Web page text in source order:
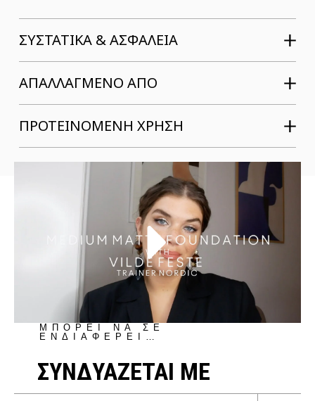
ΣΥΣΤΑΤΙΚΆ & ΑΣΦΆΛΕΙΑ
ΑΠΑΛΛΑΓΜΕΝΟ ΑΠΟ
ΠΡΟΤΕΙΝΟΜΕΝΗ ΧΡΗΣΗ
ΜΠΟΡΕΙ ΝΑ ΣΕ
ΕΝΔΙΑΦΕΡΕΙ…
ΣΥΝΔΥΑΖΕΤΑΙ ΜΕ